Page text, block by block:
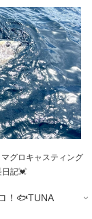
グロキャスティング
記💓
！🐟TUNA